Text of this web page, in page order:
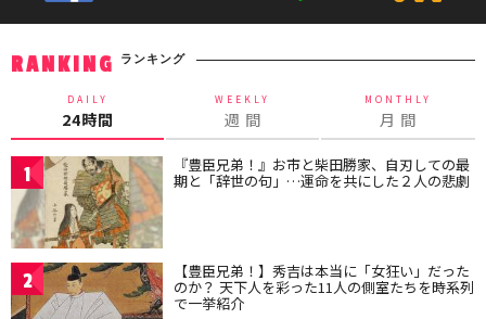
RANKING ランキング
DAILY
24時間
WEEKLY
週 間
MONTHLY
月 間
1 『豊臣兄弟！』お市と柴田勝家、自刃しての最
期と「辞世の句」…運命を共にした２人の悲劇
2 【豊臣兄弟！】秀吉は本当に「女狂い」だった
のか？ 天下人を彩った11人の側室たちを時系列
で一挙紹介